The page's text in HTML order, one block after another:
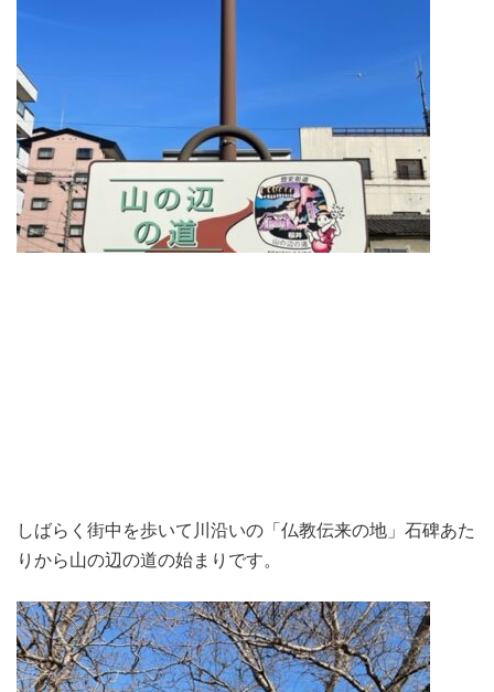
しばらく街中を歩いて川沿いの「仏教伝来の地」石碑あた
りから山の辺の道の始まりです。